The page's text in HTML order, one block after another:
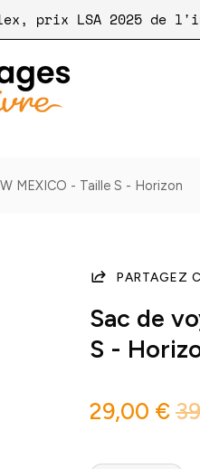
Flex, prix LSA
MEXICO - Taille S - Horizon
PARTAGEZ
Sac de
S -
29,00 €